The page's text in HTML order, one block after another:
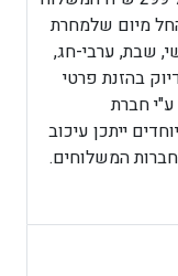
ימי עסקים (החל מיום שלמחרת
שבת, ערבי-חג,
בהזנת פרטי
חברת
ייתכן עיכוב
המשלוחים.